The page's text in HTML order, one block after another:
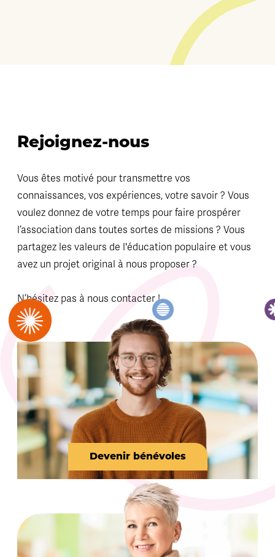
Rejoignez-nous
Vous êtes motivé pour transmettre vos
connaissances, vos expériences, votre savoir ? Vous
voulez donnez de votre temps pour faire prospérer
l’association dans toutes sortes de missions ? Vous
partagez les valeurs de l'éducation populaire et vous
avez un projet original à nous proposer ?
N’hésitez pas à nous contacter !
Devenir bénévoles